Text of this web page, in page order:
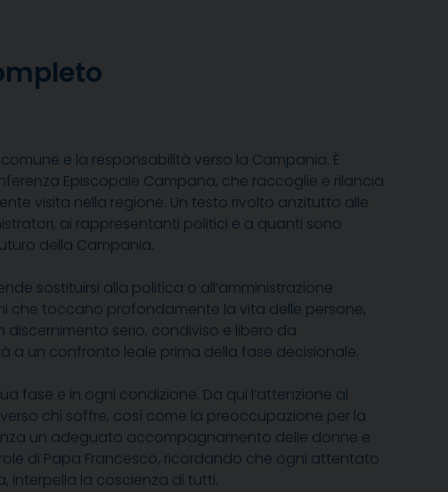
e la responsabilità verso la Campania. È
Episcopale Campana, che raccoglie e rilancia
visita nella regione. Un testo rivolto anzitutto alle
ai rappresentanti politici e a quanti sono
della Campania.
sostituirsi alla politica o all’amministrazione
che toccano profondamente la vita delle persone,
serio, condiviso e libero da
a un confronto leale prima della fase decisionale.
fase e in ogni condizione. Da qui l’attenzione al
chi soffre, così come la preoccupazione per la
un adeguato accompagnamento delle donne e
di Papa Francesco, ricordando che ogni attentato
interpella la coscienza di tutti.